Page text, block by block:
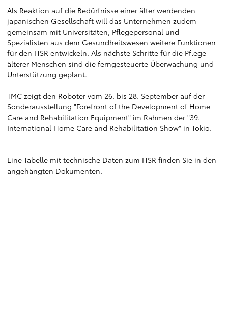
Als Reaktion auf die Bedürfnisse einer älter werdenden
japanischen Gesellschaft will das Unternehmen zudem
gemeinsam mit Universitäten, Pflegepersonal und
Spezialisten aus dem Gesundheitswesen weitere Funktionen
für den HSR entwickeln. Als nächste Schritte für die Pflege
älterer Menschen sind die ferngesteuerte Überwachung und
Unterstützung geplant.
TMC zeigt den Roboter vom 26. bis 28. September auf der
Sonderausstellung "Forefront of the Development of Home
Care and Rehabilitation Equipment" im Rahmen der "39.
International Home Care and Rehabilitation Show" in Tokio.
Eine Tabelle mit technische Daten zum HSR finden Sie in den
angehängten Dokumenten.